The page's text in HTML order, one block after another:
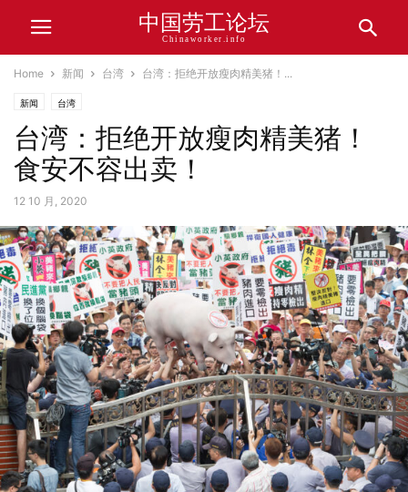
中国劳工论坛
Chinaworker.info
Home 新闻 台湾 台湾：拒绝开放瘦肉精美猪！...
新闻 台湾
台湾：拒绝开放瘦肉精美猪！
食安不容出卖！
12 10 月, 2020